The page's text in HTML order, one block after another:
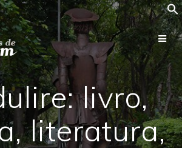
Skip
to
content
livro,
literatura,